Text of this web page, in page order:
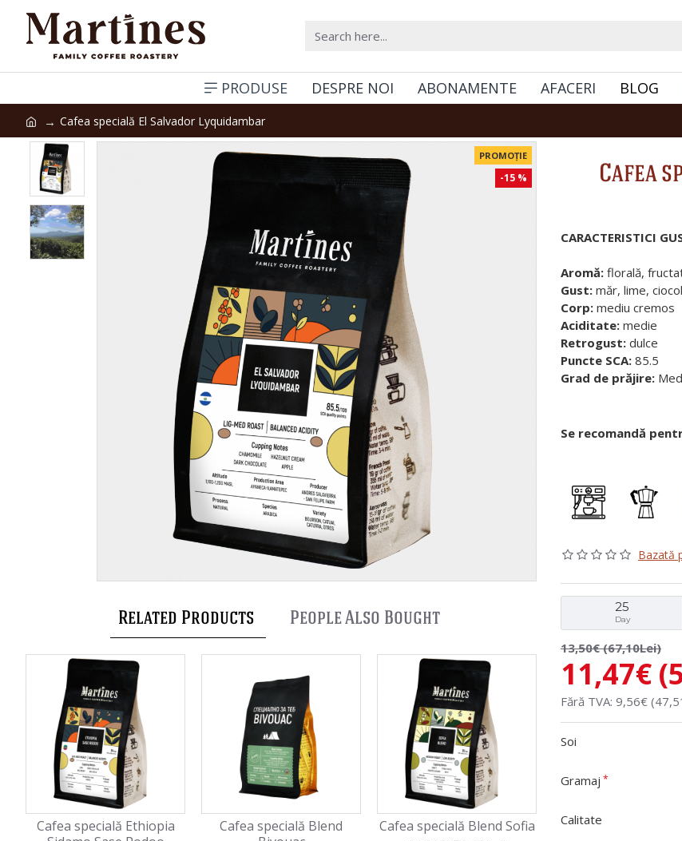
PRODUSE DESPRE NOI ABONAMENTE AFACERI BLOG
Cafea specială El Salvador Lyquidambar
PROMOȚIE
-15 %
Related Products People Also Bought
Cafea specială Ethiopia
Cafea specială Blend
Cafea specială Blend Sofia
Cafea de
Cafea
CARACTERISTICI
Aromă: florală,
Gust: măr, lime,
Corp: mediu cremos
Aciditate: medie
Retrogust: dulce
Puncte SCA: 85.5
Grad de prăjire:
Se recomandă
Bazată
25
Day
11,47€
13,50€ (67,10Lei)
Fără TVA: 9,56€
Soi
Gramaj
Calitate